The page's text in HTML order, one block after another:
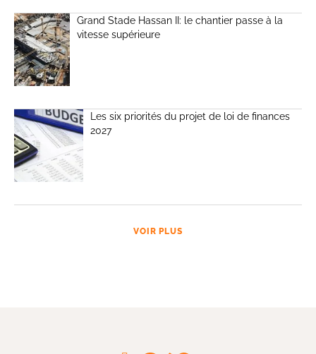
Grand Stade Hassan II: le chantier passe à la
vitesse supérieure
Les six priorités du projet de loi de finances
2027
VOIR PLUS